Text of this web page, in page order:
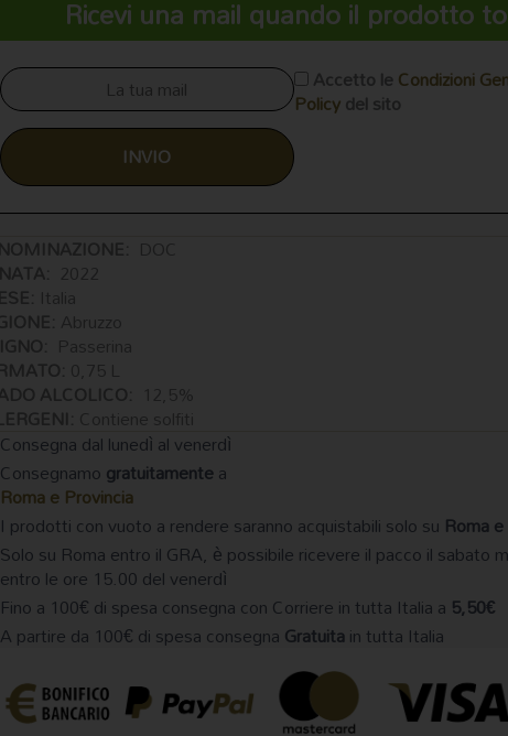
Ricevi una mail quando il prodotto
Accetto leCondizioni
Policydel sito
Consegna dal lunedì al venerdì
Consegnamogratuitamentea
Roma e Provincia
I prodotti con vuoto a rendere saranno acquistabili solo su Roma
Solo su Roma entro il GRA, è possibile ricevere il pacco il sabato
entro le ore 15.00 del venerdì
Fino a 100€ di spesa consegna con Corriere in tutta Italia a 5,50€
A partire da 100€ di spesa consegnaGratuitain tutta Italia